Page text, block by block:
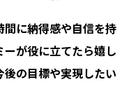
に納得感や自信を持
が役に立てたら嬉し
の目標や実現したい